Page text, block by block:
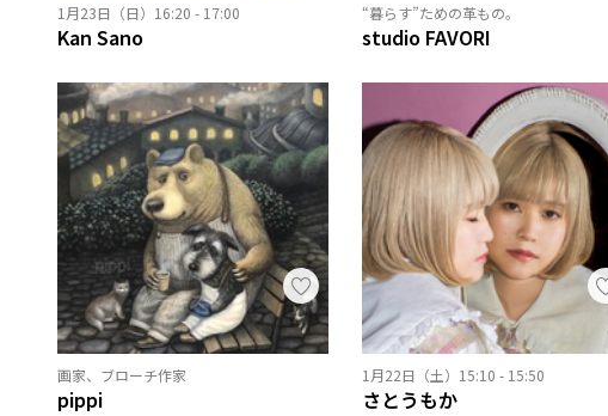
1月23日（日）16:20 - 17:00
Kan Sano
“暮らす”ための革もの。
studio FAVORI
画家、ブローチ作家
pippi
1月22日（土）15:10 - 15:50
さとうもか